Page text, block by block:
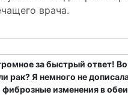
врача.
за быстрый ответ!
рак? Я немного не
фиброзные изменения в